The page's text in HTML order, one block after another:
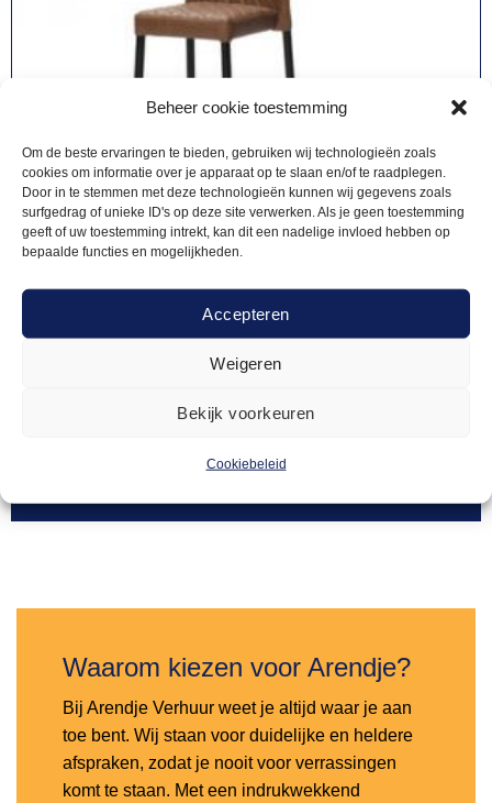
Beheer cookie toestemming
Om de beste ervaringen te bieden, gebruiken wij technologieën zoals
cookies om informatie over je apparaat op te slaan en/of te raadplegen.
Door in te stemmen met deze technologieën kunnen wij gegevens zoals
surfgedrag of unieke ID's op deze site verwerken. Als je geen toestemming
geeft of uw toestemming intrekt, kan dit een nadelige invloed hebben op
bepaalde functies en mogelijkheden.
Accepteren
Weigeren
Bekijk voorkeuren
Cookiebeleid
Waarom kiezen voor Arendje?
Bij Arendje Verhuur weet je altijd waar je aan
toe bent. Wij staan voor duidelijke en heldere
afspraken, zodat je nooit voor verrassingen
komt te staan. Met een indrukwekkend